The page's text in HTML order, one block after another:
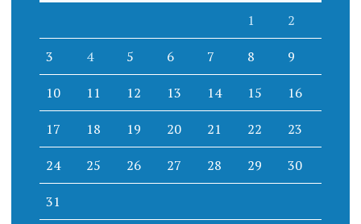
1 2
3 4 5 6 7 8 9
10 11 12 13 14 15 16
17 18 19 20 21 22 23
24 25 26 27 28 29 30
31